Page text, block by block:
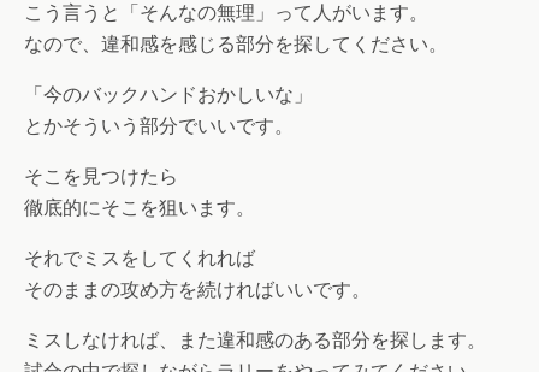
こう言うと「そんなの無理」って人がいます。
なので、違和感を感じる部分を探してください。
「今のバックハンドおかしいな」
とかそういう部分でいいです。
そこを見つけたら
徹底的にそこを狙います。
それでミスをしてくれれば
そのままの攻め方を続ければいいです。
ミスしなければ、また違和感のある部分を探します。